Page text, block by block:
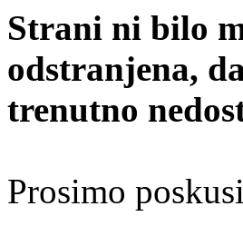
Strani ni bilo
odstranjena,
trenutno
Prosimo